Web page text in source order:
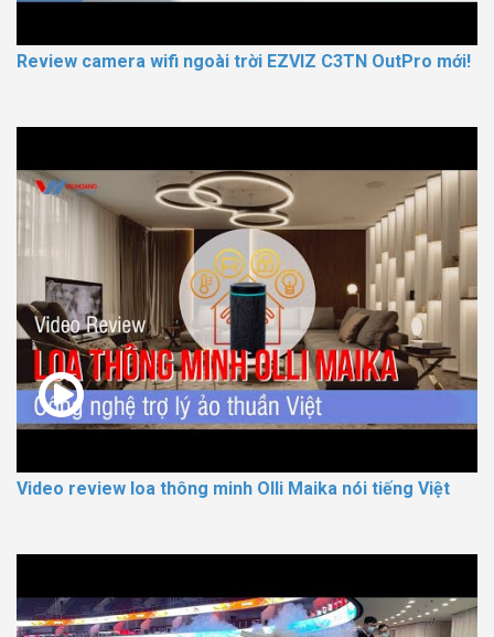
Review camera wifi ngoài trời EZVIZ C3TN OutPro mới!
Video review loa thông minh Olli Maika nói tiếng Việt